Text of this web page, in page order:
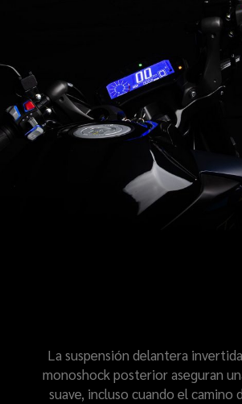
La suspensión delantera
monoshock posterior aseguran
suave, incluso cuando el camino